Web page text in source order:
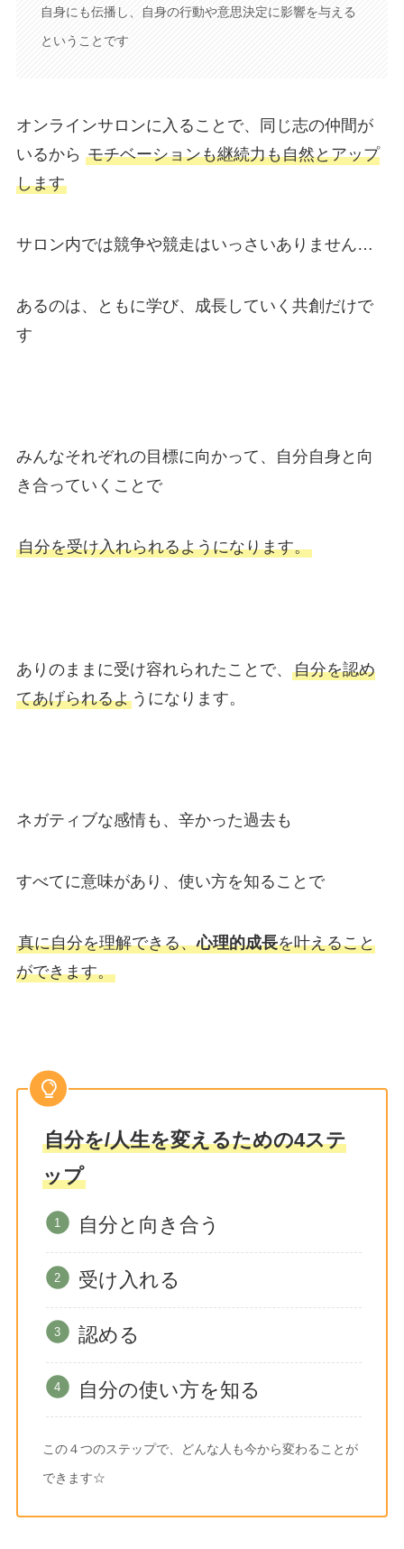
自身にも伝播し、自身の行動や意思決定に影響を与える
ということです
オンラインサロンに入ることで、同じ志の仲間が
いるから モチベーションも継続力も自然とアップ
します
サロン内では競争や競走はいっさいありません…
あるのは、ともに学び、成長していく共創だけで
す
みんなそれぞれの目標に向かって、自分自身と向
き合っていくことで
自分を受け入れられるようになります。
ありのままに受け容れられたことで、 自分を認め
てあげられるようになります。
ネガティブな感情も、辛かった過去も
すべてに意味があり、使い方を知ることで
真に自分を理解できる、心理的成長を叶えること
ができます。
自分を/人生を変えるための4ステ
ップ
自分と向き合う
受け入れる
認める
自分の使い方を知る
この４つのステップで、どんな人も今から変わることが
できます☆